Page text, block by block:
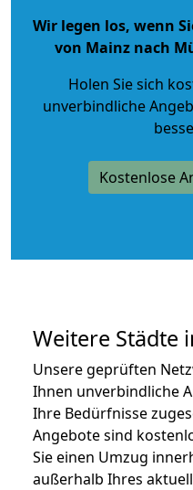
Wir legen los, wenn
von Mainz nach
Holen Sie sich
unverbindliche
Kostenlose
Weitere Städte
Unsere geprüften
Ihnen unverbindliche
Ihre Bedürfnisse
Angebote sind
Sie einen Umzug
außerhalb Ihres